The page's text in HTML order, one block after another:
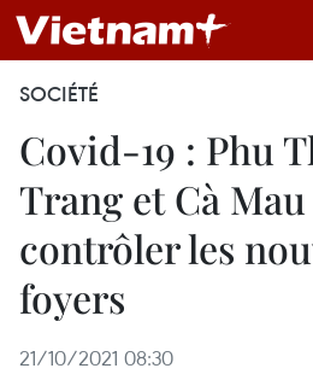
SOCIÉTÉ
Covid-19 : Phu
Trang et Cà
contrôler les
foyers
21/10/2021 08:30